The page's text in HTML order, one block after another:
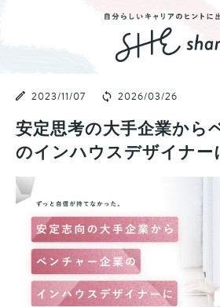
2023/11/07 2026/03/26
安定思考の大手企業から
のインハウスデザイナー